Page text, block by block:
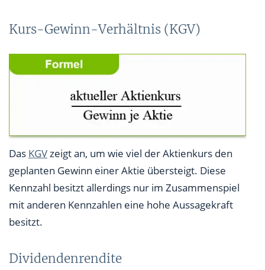
Kurs-Gewinn-Verhältnis (KGV)
Das KGV zeigt an, um wie viel der Aktienkurs den
geplanten Gewinn einer Aktie übersteigt. Diese
Kennzahl besitzt allerdings nur im Zusammenspiel
mit anderen Kennzahlen eine hohe Aussagekraft
besitzt.
Dividendenrendite